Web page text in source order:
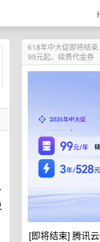
618年中大促即将结束
99元起，续费代金券
[即将结束] 腾讯